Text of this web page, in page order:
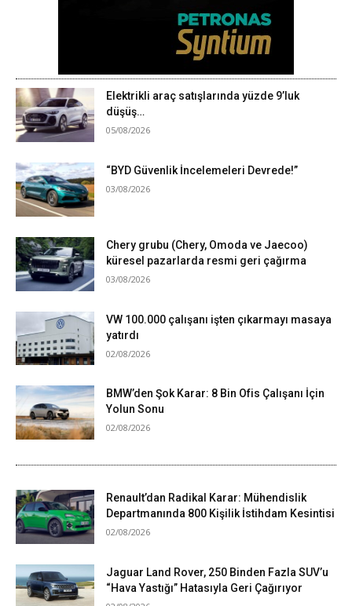
Elektrikli araç satışlarında yüzde 9’luk
düşüş…
05/08/2026
“BYD Güvenlik İncelemeleri Devrede!”
03/08/2026
Chery grubu (Chery, Omoda ve Jaecoo)
küresel pazarlarda resmi geri çağırma
03/08/2026
VW 100.000 çalışanı işten çıkarmayı masaya
yatırdı
02/08/2026
BMW’den Şok Karar: 8 Bin Ofis Çalışanı İçin
Yolun Sonu
02/08/2026
Renault’dan Radikal Karar: Mühendislik
Departmanında 800 Kişilik İstihdam Kesintisi
02/08/2026
Jaguar Land Rover, 250 Binden Fazla SUV’u
“Hava Yastığı” Hatasıyla Geri Çağırıyor